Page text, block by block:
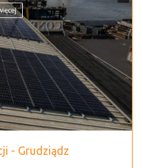
- Grudziądz